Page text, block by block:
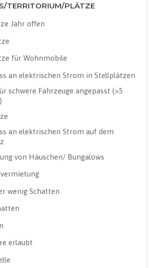
TERRITORIUM/PLÄTZE
Jahr offen
für Wohnmobile
an elektrischen Strom in Stellplätzen
schwere Fahrzeuge angepasst (>5
an elektrischen Strom auf dem
von Häuschen/ Bungalows
wenig Schatten
erlaubt